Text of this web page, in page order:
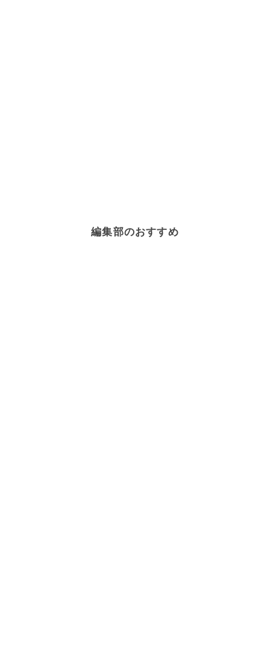
編集部のおすすめ